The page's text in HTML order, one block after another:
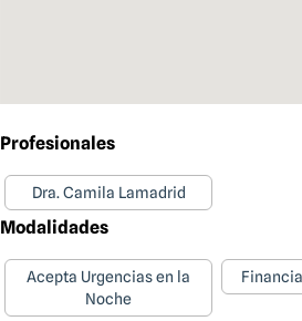
Profesionales
Dra. Camila Lamadrid
Modalidades
Acepta Urgencias en la
Noche